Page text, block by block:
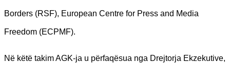
Borders (RSF), European Centre for Press and Media
Freedom (ECPMF).
Në këtë takim AGK-ja u përfaqësua nga Drejtorja Ekzekutive,